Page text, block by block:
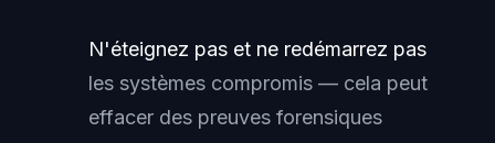
N'éteignez pas et ne redémarrez pas
les systèmes compromis — cela peut
effacer des preuves forensiques